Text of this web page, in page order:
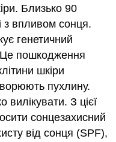
Близько 90
з впливом сонця.
генетичний
Це пошкодження
шкіри
пухлину.
вилікувати. З цієї
сонцезахисний
від сонця (SPF),